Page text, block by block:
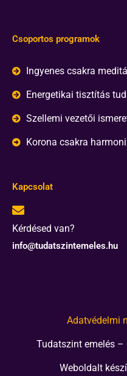
Csoportos programok
Ingyenes csakra
Energetikai tisztítás
Szellemi vezetői
Korona csakra
Kapcsolat
Kérdésed van?
info@tudatszintemeles.hu
Adatvédelmi
Tudatszint emelés
Weboldalt